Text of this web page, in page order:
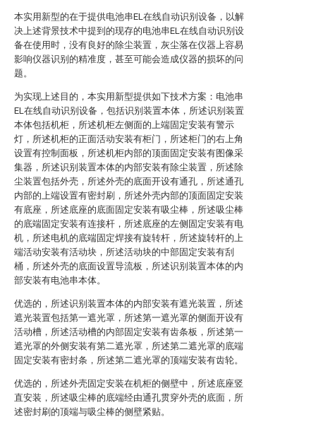
本实用新型的在于提供电池串EL在线自动识别设备，以解
决上述背景技术中提到的现存的电池串EL在线自动识别设
备在使用时，没有良好的除尘装置，灰尘落在仪器上容易
影响仪器识别的精准度，甚至可能会造成仪器的损坏的问
题。
为实现上述目的，本实用新型提供如下技术方案：电池串
EL在线自动识别设备，包括识别装置本体，所述识别装置
本体包括机柜，所述机柜左侧面的上端固定安装有警示
灯，所述机柜的正面活动安装有柜门，所述柜门的右上角
设置有控制面板，所述机柜内部的顶面固定安装有图像采
集器，所述识别装置本体的内部安装有除尘装置，所述除
尘装置包括外壳，所述外壳的底面开设有通孔，所述通孔
内部的上端设置有密封刷，所述外壳内部的顶面固定安装
有底座，所述底座的底面固定安装有吸尘棒，所述吸尘棒
的底端固定安装有连接杆，所述底座的左侧固定安装有电
机，所述电机的底端固定焊接有旋转杆，所述旋转杆的上
端活动安装有活动块，所述活动块的中部固定安装有刮
桶，所述外壳的底面设置导流板，所述识别装置本体的内
部安装有电池串本体。
优选的，所述识别装置本体的内部安装有遮光装置，所述
遮光装置包括第一遮光罩，所述第一遮光罩的侧面开设有
活动槽，所述活动槽的内部固定安装有齿条板，所述第一
遮光罩的外侧安装有第二遮光罩，所述第二遮光罩的底端
固定安装有密封条，所述第二遮光罩的顶端安装有齿轮。
优选的，所述外壳固定安装在机柜的侧壁中，所述底座竖
直安装，所述吸尘棒的底端经由通孔贯穿外壳的底面，所
述密封刷的顶端与吸尘棒的侧壁紧贴。